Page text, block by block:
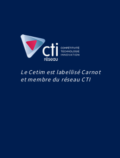
Le Cetim est labellisé Carnot
et membre du réseau CTI